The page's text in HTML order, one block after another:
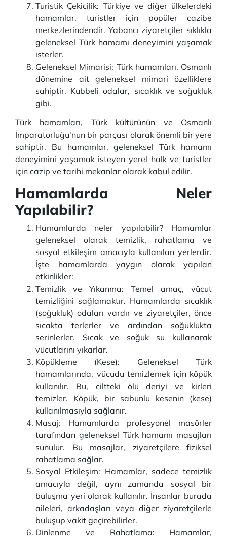
Turistik Çekicilik: Türkiye ve diğer ülkelerdeki
hamamlar, turistler için popüler cazibe
merkezlerindendir. Yabancı ziyaretçiler sıklıkla
geleneksel Türk hamamı deneyimini yaşamak
isterler.
Geleneksel Mimarisi: Türk hamamları, Osmanlı
dönemine ait geleneksel mimari özelliklere
sahiptir. Kubbeli odalar, sıcaklık ve soğukluk
gibi.
Türk hamamları, Türk kültürünün ve Osmanlı
İmparatorluğu'nun bir parçası olarak önemli bir yere
sahiptir. Bu hamamlar, geleneksel Türk hamamı
deneyimini yaşamak isteyen yerel halk ve turistler
için cazip ve tarihi mekanlar olarak kabul edilir.
Hamamlarda Neler
Yapılabilir?
Hamamlarda neler yapılabilir? Hamamlar
geleneksel olarak temizlik, rahatlama ve
sosyal etkileşim amacıyla kullanılan yerlerdir.
İşte hamamlarda yaygın olarak yapılan
etkinlikler:
Temizlik ve Yıkanma: Temel amaç, vücut
temizliğini sağlamaktır. Hamamlarda sıcaklık
(soğukluk) odaları vardır ve ziyaretçiler, önce
sıcakta terlerler ve ardından soğuklukta
serinlerler. Sıcak ve soğuk su kullanarak
vücutlarını yıkarlar.
Köpükleme (Kese): Geleneksel Türk
hamamlarında, vücudu temizlemek için köpük
kullanılır. Bu, ciltteki ölü deriyi ve kirleri
temizler. Köpük, bir sabunlu kesenin (kese)
kullanılmasıyla sağlanır.
Masaj: Hamamlarda profesyonel masörler
tarafından geleneksel Türk hamamı masajları
sunulur. Bu masajlar, ziyaretçilere fiziksel
rahatlama sağlar.
Sosyal Etkileşim: Hamamlar, sadece temizlik
amacıyla değil, aynı zamanda sosyal bir
buluşma yeri olarak kullanılır. İnsanlar burada
aileleri, arkadaşları veya diğer ziyaretçilerle
buluşup vakit geçirebilirler.
Dinlenme ve Rahatlama: Hamamlar,